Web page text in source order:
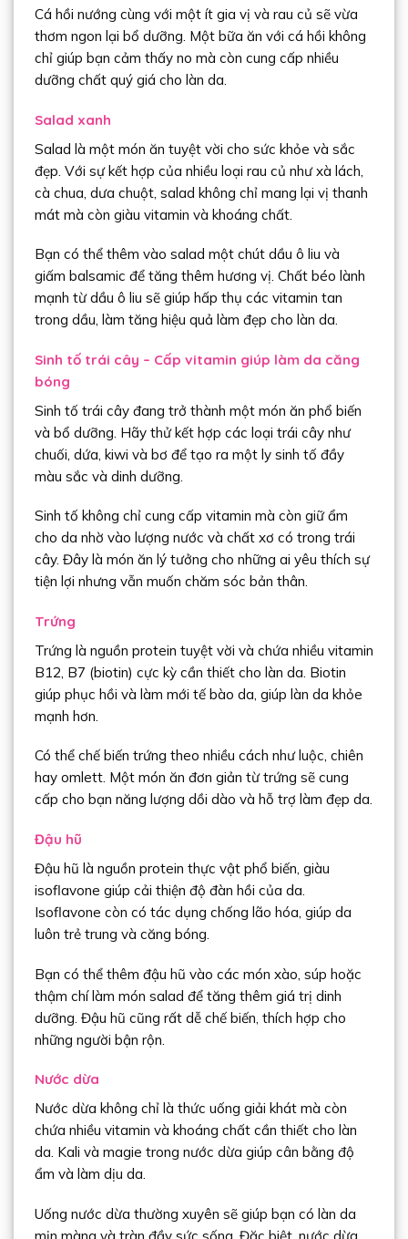
Cá hồi nướng cùng với một ít gia vị và rau củ sẽ vừa
thơm ngon lại bổ dưỡng. Một bữa ăn với cá hồi không
chỉ giúp bạn cảm thấy no mà còn cung cấp nhiều
dưỡng chất quý giá cho làn da.
Salad xanh
Salad là một món ăn tuyệt vời cho sức khỏe và sắc
đẹp. Với sự kết hợp của nhiều loại rau củ như xà lách,
cà chua, dưa chuột, salad không chỉ mang lại vị thanh
mát mà còn giàu vitamin và khoáng chất.
Bạn có thể thêm vào salad một chút dầu ô liu và
giấm balsamic để tăng thêm hương vị. Chất béo lành
mạnh từ dầu ô liu sẽ giúp hấp thụ các vitamin tan
trong dầu, làm tăng hiệu quả làm đẹp cho làn da.
Sinh tố trái cây – Cấp vitamin giúp làm da căng
bóng
Sinh tố trái cây đang trở thành một món ăn phổ biến
và bổ dưỡng. Hãy thử kết hợp các loại trái cây như
chuối, dứa, kiwi và bơ để tạo ra một ly sinh tố đầy
màu sắc và dinh dưỡng.
Sinh tố không chỉ cung cấp vitamin mà còn giữ ẩm
cho da nhờ vào lượng nước và chất xơ có trong trái
cây. Đây là món ăn lý tưởng cho những ai yêu thích sự
tiện lợi nhưng vẫn muốn chăm sóc bản thân.
Trứng
Trứng là nguồn protein tuyệt vời và chứa nhiều vitamin
B12, B7 (biotin) cực kỳ cần thiết cho làn da. Biotin
giúp phục hồi và làm mới tế bào da, giúp làn da khỏe
mạnh hơn.
Có thể chế biến trứng theo nhiều cách như luộc, chiên
hay omlett. Một món ăn đơn giản từ trứng sẽ cung
cấp cho bạn năng lượng dồi dào và hỗ trợ làm đẹp da.
Đậu hũ
Đậu hũ là nguồn protein thực vật phổ biến, giàu
isoflavone giúp cải thiện độ đàn hồi của da.
Isoflavone còn có tác dụng chống lão hóa, giúp da
luôn trẻ trung và căng bóng.
Bạn có thể thêm đậu hũ vào các món xào, súp hoặc
thậm chí làm món salad để tăng thêm giá trị dinh
dưỡng. Đậu hũ cũng rất dễ chế biến, thích hợp cho
những người bận rộn.
Nước dừa
Nước dừa không chỉ là thức uống giải khát mà còn
chứa nhiều vitamin và khoáng chất cần thiết cho làn
da. Kali và magie trong nước dừa giúp cân bằng độ
ẩm và làm dịu da.
Uống nước dừa thường xuyên sẽ giúp bạn có làn da
mịn màng và tràn đầy sức sống. Đặc biệt, nước dừa